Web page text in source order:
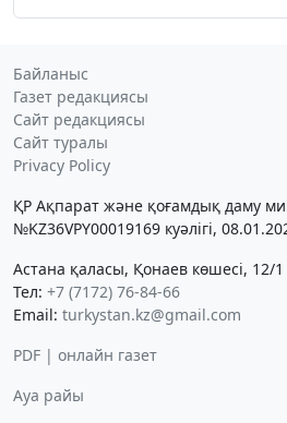
Байланыс
Газет редакциясы
Сайт редакциясы
Сайт туралы
Privacy Policy
ҚР Ақпарат және қоғамдық даму
№KZ36VPY00019169 куәлігі,
Астана қаласы, Қонаев көшесі, 12/1
Тел: +7 (7172) 76-84-66
Email: turkystan.kz@gmail.com
PDF | онлайн газет
Ауа райы